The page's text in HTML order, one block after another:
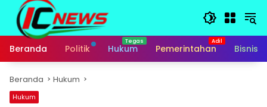
Langsung
konten
Beranda
Politik Hukum Pemerintahan Bisnis
Beranda Hukum
Hukum